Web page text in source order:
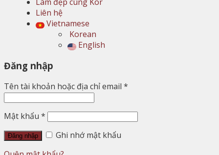
Liên hệ
Vietnamese
Korean
English
Đăng nhập
Tên tài khoản hoặc địa chỉ email *
Mật khẩu *
Đăng nhập
Ghi nhớ mật khẩu